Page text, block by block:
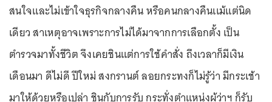
สนใจเเละไม่เข้าใจธุรกิจกลางคืน หรือคนกลางคืนเเม้เเต่นิด
เดียว สาเหตุอาจเพราะการไม่ได้มาจากการเลือกตั้ง เป็น
ตำรวจมาทั้งชีวิต จึงเคยชินแต่การใช้คำสั่ง ถึงเวลาก็มีเงิน
เดือนมา ดีไม่ดี ปีใหม่ สงกรานต์ ลอยกระทงก็ไม่รู้ว่า มีกระเช้า
มาให้ด้วยหรือเปล่า ชินกับการรับ กระทั่งตำแหน่งผู้ว่าฯ ก็รับ